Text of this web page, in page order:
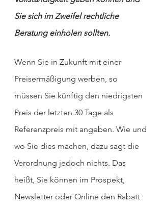
Sie sich im Zweifel rechtliche
Beratung einholen sollten.
Wenn Sie in Zukunft mit einer
Preisermäßigung werben, so
müssen Sie künftig den niedrigsten
Preis der letzten 30 Tage als
Referenzpreis mit angeben. Wie und
wo Sie dies machen, dazu sagt die
Verordnung jedoch nichts. Das
heißt, Sie können im Prospekt,
Newsletter oder Online den Rabatt